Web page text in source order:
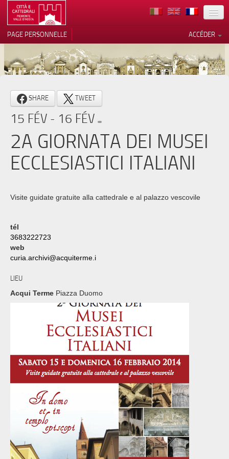
TERRITOIRE
ARCHITECTURE
MUSÉES
ITINÉRAIRES
EVÉNEMENTS
CONTACTS
ACCÉDER
PAGE PERSONNELLE
SHARE TWEET
15 FÉV - 16 FÉV
2A GIORNATA DEI MUSEI
ECCLESIASTICI ITALIANI
Visite guidate gratuite alla cattedrale e al palazzo vescovile
tél
3683222723
web
curia.archivi@acquiterme.i
LIEU
Acqui Terme Piazza Duomo
Notification lors de la collecte
Vos choix en matière de
confidentialité